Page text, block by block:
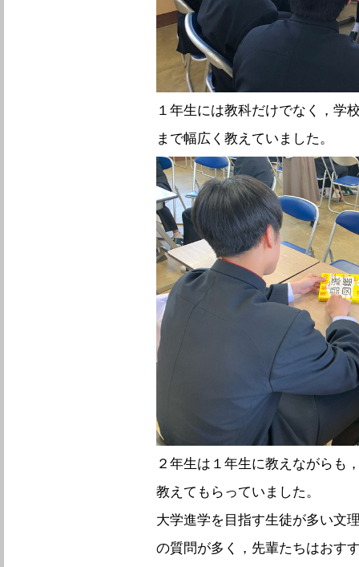
１年生には教科だけでなく，学
まで幅広く教えていました。
２年生は１年生に教えながらも
教えてもらっていました。
大学進学を目指す生徒が多い文
の質問が多く，先輩たちはおす